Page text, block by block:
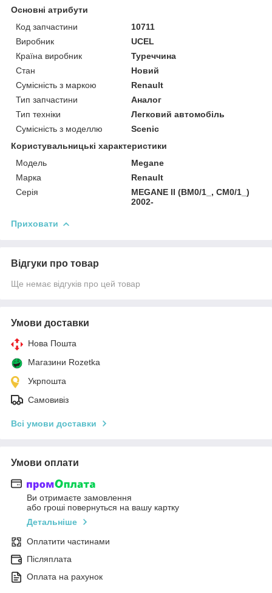
Основні атрибути
Код запчастини
10711
Виробник
UCEL
Країна виробник
Туреччина
Стан
Новий
Сумісність з маркою
Renault
Тип запчастини
Аналог
Тип техніки
Легковий автомобіль
Сумісність з моделлю
Scenic
Користувальницькі характеристики
Мoдель
Megane
Марка
Renault
Серія
MEGANE II (BM0/1_, CM0/1_)
2002-
Приховати
Відгуки про товар
Ще немає відгуків про цей товар
Умови доставки
Нова Пошта
Магазини Rozetka
Укрпошта
Самовивіз
Всі умови доставки
Умови оплати
Ви отримаєте замовлення
або гроші повернуться на вашу картку
Детальніше
Оплатити частинами
Післяплата
Оплата на рахунок